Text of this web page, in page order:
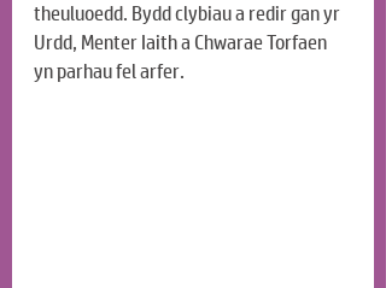
theuluoedd. Bydd clybiau a redir gan yr
Urdd, Menter Iaith a Chwarae Torfaen
yn parhau fel arfer.